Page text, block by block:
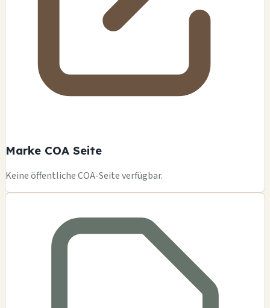
Marke COA Seite
Keine öffentliche COA-Seite verfügbar.